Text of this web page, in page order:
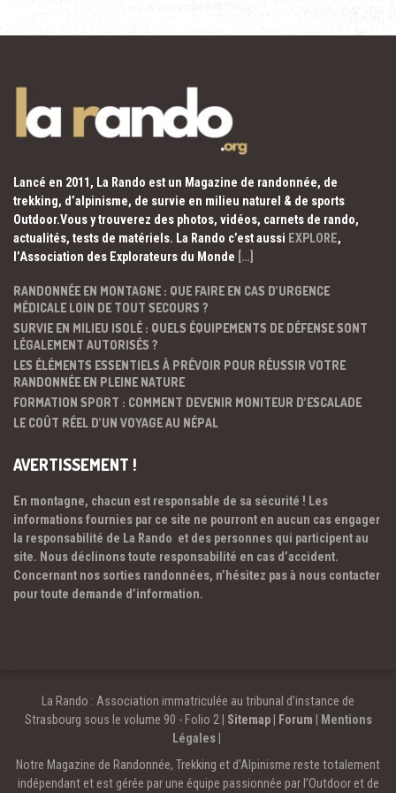
Lancé en 2011, La Rando est un Magazine de randonnée, de
trekking, d’alpinisme, de survie en milieu naturel & de sports
Outdoor.Vous y trouverez des photos, vidéos, carnets de rando,
actualités, tests de matériels. La Rando c’est aussi EXPLORE,
l’Association des Explorateurs du Monde […]
RANDONNÉE EN MONTAGNE : QUE FAIRE EN CAS D’URGENCE
MÉDICALE LOIN DE TOUT SECOURS ?
SURVIE EN MILIEU ISOLÉ : QUELS ÉQUIPEMENTS DE DÉFENSE SONT
LÉGALEMENT AUTORISÉS ?
LES ÉLÉMENTS ESSENTIELS À PRÉVOIR POUR RÉUSSIR VOTRE
RANDONNÉE EN PLEINE NATURE
FORMATION SPORT : COMMENT DEVENIR MONITEUR D’ESCALADE
LE COÛT RÉEL D’UN VOYAGE AU NÉPAL
AVERTISSEMENT !
En montagne, chacun est responsable de sa sécurité ! Les
informations fournies par ce site ne pourront en aucun cas engager
la responsabilité de La Rando et des personnes qui participent au
site. Nous déclinons toute responsabilité en cas d’accident.
Concernant nos sorties randonnées, n’hésitez pas à nous contacter
pour toute demande d’information.
La Rando : Association immatriculée au tribunal d’instance de
Strasbourg sous le volume 90 - Folio 2 | Sitemap| Forum
Mentions
Légales
Notre Magazine de Randonnée, Trekking et d'Alpinisme reste totalement
indépendant et est gérée par une équipe passionnée par l’Outdoor et de